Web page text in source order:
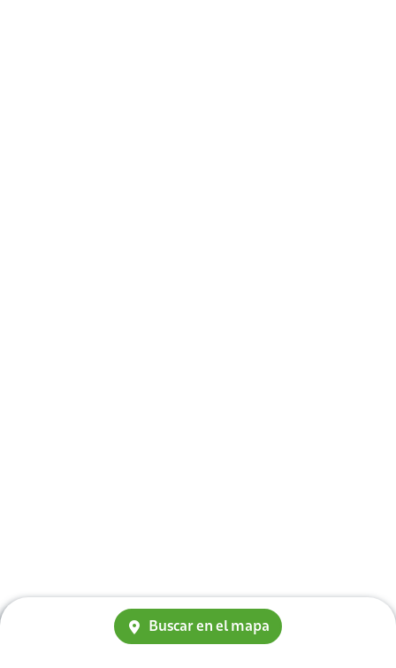
Buscar en el mapa